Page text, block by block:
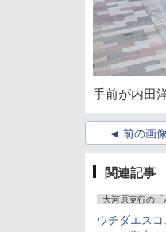
手前が内田
前の画像
関連記事
大河原克行の「
ウチダエス